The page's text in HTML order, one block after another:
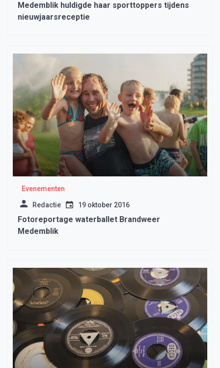
Medemblik huldigde haar sporttoppers tijdens
nieuwjaarsreceptie
Evenementen
Redactie 19 oktober 2016
Fotoreportage waterballet Brandweer
Medemblik